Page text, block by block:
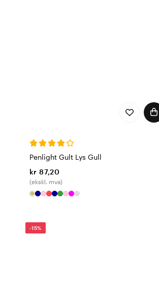
Penlight Gult Lys Gull
kr 87,20
(ekskl. mva)
-15%